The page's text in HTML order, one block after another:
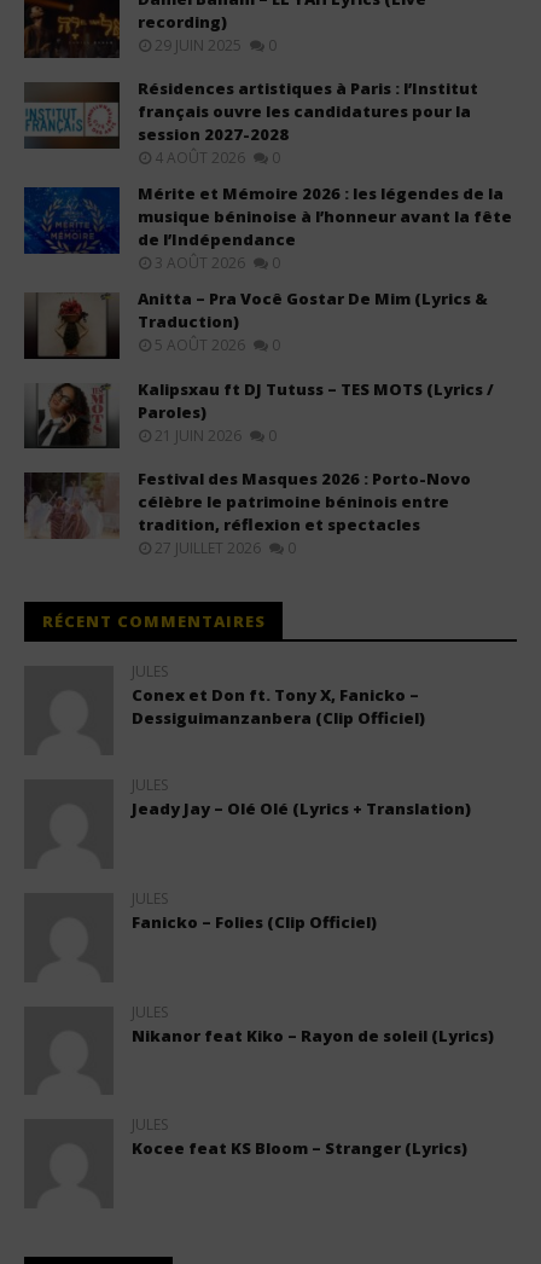
recording)
29 JUIN 2025 0
Résidences artistiques à Paris : l’Institut
français ouvre les candidatures pour la
session 2027-2028
4 AOÛT 2026 0
Mérite et Mémoire 2026 : les légendes de la
musique béninoise à l’honneur avant la fête
de l’Indépendance
3 AOÛT 2026 0
Anitta – Pra Você Gostar De Mim (Lyrics &
Traduction)
5 AOÛT 2026 0
Kalipsxau ft DJ Tutuss – TES MOTS (Lyrics /
Paroles)
21 JUIN 2026 0
Festival des Masques 2026 : Porto-Novo
célèbre le patrimoine béninois entre
tradition, réflexion et spectacles
27 JUILLET 2026 0
RÉCENT COMMENTAIRES
JULES
Conex et Don ft. Tony X, Fanicko –
Dessiguimanzanbera (Clip Officiel)
JULES
Jeady Jay – Olé Olé (Lyrics + Translation)
JULES
Fanicko – Folies (Clip Officiel)
JULES
Nikanor feat Kiko – Rayon de soleil (Lyrics)
JULES
Kocee feat KS Bloom – Stranger (Lyrics)